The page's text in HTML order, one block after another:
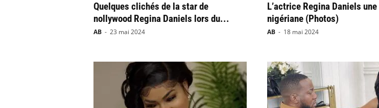
Quelques clichés de la star de
nollywood Regina Daniels lors du...
AB - 23 mai 2024
L’actrice Regina Daniels
nigériane (Photos)
AB - 18 mai 2024